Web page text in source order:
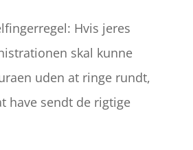
Hvis jeres
skal kunne
uden at ringe rundt,
have sendt de rigtige